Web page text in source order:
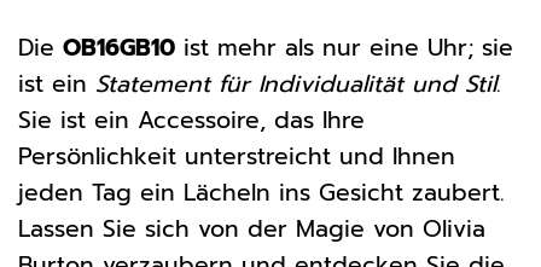
Die OB16GB10 ist mehr als nur eine Uhr; sie
ist ein Statement für Individualität und Stil.
Sie ist ein Accessoire, das Ihre
Persönlichkeit unterstreicht und Ihnen
jeden Tag ein Lächeln ins Gesicht zaubert.
Lassen Sie sich von der Magie von Olivia